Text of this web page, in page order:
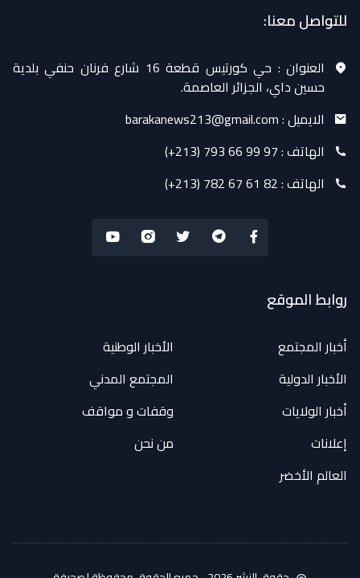
للتواصل معنا:
العنوان :
حي كورتيس قطعة 16 شارع فرنان حنفي بلدية
حسين داي، الجزائر العاصمة.
الايميل :barakanews213@gmail.com
الهاتف :(+213) 793 66 99 97
الهاتف :(+213) 782 67 61 82
روابط الموقع
أخبار المجتمع
الأخبار الوطنية
الأخبار الدولية
المجتمع المدني
أخبار الولايات
وقفات و مواقف
إعلانات
من نحن
العالم الأخضر